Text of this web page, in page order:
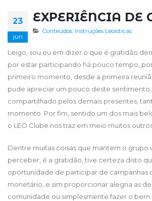
23
jun
EXPERIÊNCIA DE
Conteúdos, Instruções Leoísticas
Leigo, sou eu em dizer o que é gratidão
por estar participando há pouco tempo,
primeiro momento, desde a primeira
pude apreciar um pouco deste
compartilhado pelos demais presentes,
momento. Por fim, sentido um dos mais
o LEO Clube nos traz em meio muitos
Dentre muitas coisas que mantem o grupo
perceber, é a gratidão, tive certeza disto
oportunidade de participar de campanhas
monetário, e sim proporcionar alegria as
comunidade ou simplesmente fazer o